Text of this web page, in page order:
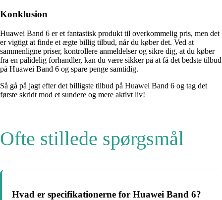
Konklusion
Huawei Band 6 er et fantastisk produkt til overkommelig pris, men det
er vigtigt at finde et ægte billig tilbud, når du køber det. Ved at
sammenligne priser, kontrollere anmeldelser og sikre dig, at du køber
fra en pålidelig forhandler, kan du være sikker på at få det bedste tilbud
på Huawei Band 6 og spare penge samtidig.
Så gå på jagt efter det billigste tilbud på Huawei Band 6 og tag det
første skridt mod et sundere og mere aktivt liv!
Ofte stillede spørgsmål
Hvad er specifikationerne for Huawei Band 6?